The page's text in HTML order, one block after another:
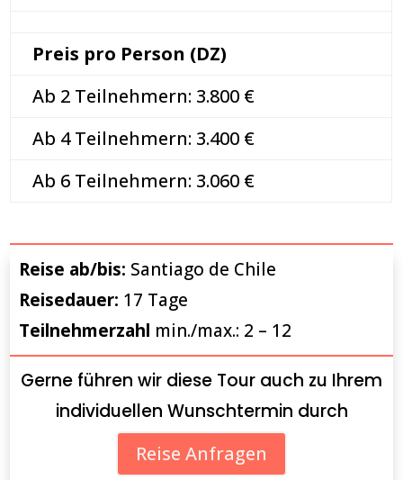
Preis pro Person (DZ)
Ab 2 Teilnehmern: 3.800 €
Ab 4 Teilnehmern: 3.400 €
Ab 6 Teilnehmern: 3.060 €
Reise ab/bis: Santiago de Chile
Reisedauer: 17 Tage
Teilnehmerzahl min./max.: 2 – 12
Gerne führen wir diese Tour auch zu Ihrem
individuellen Wunschtermin durch
Reise Anfragen